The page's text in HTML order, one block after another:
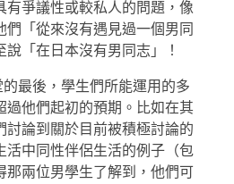
有爭議性或較私人的問題，像
們「從來沒有遇見過一個男同
「在日本沒有男同志」！
最後，學生們所能運用的多
過他們起初的預期。比如在其
討論到關於目前被積極討論的
活中同性伴侶生活的例子（包
那兩位男學生了解到，他們可